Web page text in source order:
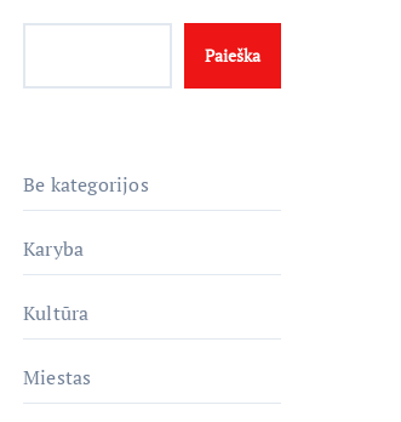
Paieška
Be kategorijos
Karyba
Kultūra
Miestas